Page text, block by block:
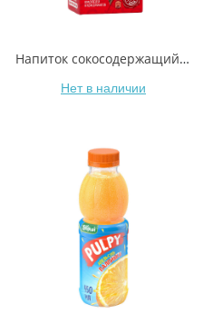
Напиток сокосодержащий Любимый Апельсиновое манго апельсин-манго-мандарин с мякотью 1,93 л
Нет в наличии